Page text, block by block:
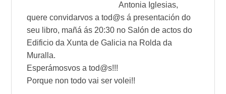
Antonia Iglesias,
quere convidarvos a tod@s á presentación do
seu libro, mañá ás 20:30 no Salón de actos do
Edificio da Xunta de Galicia na Rolda da
Muralla.
Esperámosvos a tod@s!!!
Porque non todo vai ser volei!!